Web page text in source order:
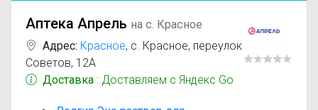
Аптека Апрель на с. Красное
Адрес: Красное, с. Красное, переулок
Советов, 12А
Доставка : Доставляем с Яндекс Go